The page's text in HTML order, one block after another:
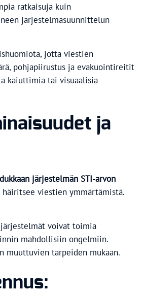
ratkaisuja kuin
järjestelmäsuunnittelun
jotta viestien
pohjapiirustus ja evakuointireitit
kaiuttimia tai visuaalisia
ja
järjestelmän STI-arvon
viestien ymmärtämistä.
voivat toimia
mahdollisiin ongelmiin.
muuttuvien tarpeiden mukaan.